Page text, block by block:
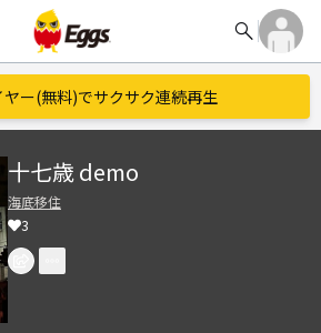
search
ヤー(無料)でサクサク連続再生
十七歳 demo
海底移住
3